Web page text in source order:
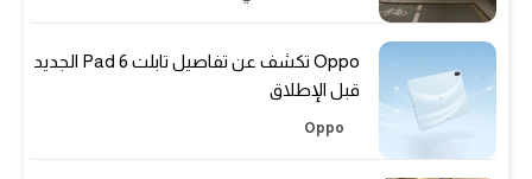
Oppo تكشف عن تفاصيل تابلت Pad 6 الجديد
قبل الإطلاق
Oppo